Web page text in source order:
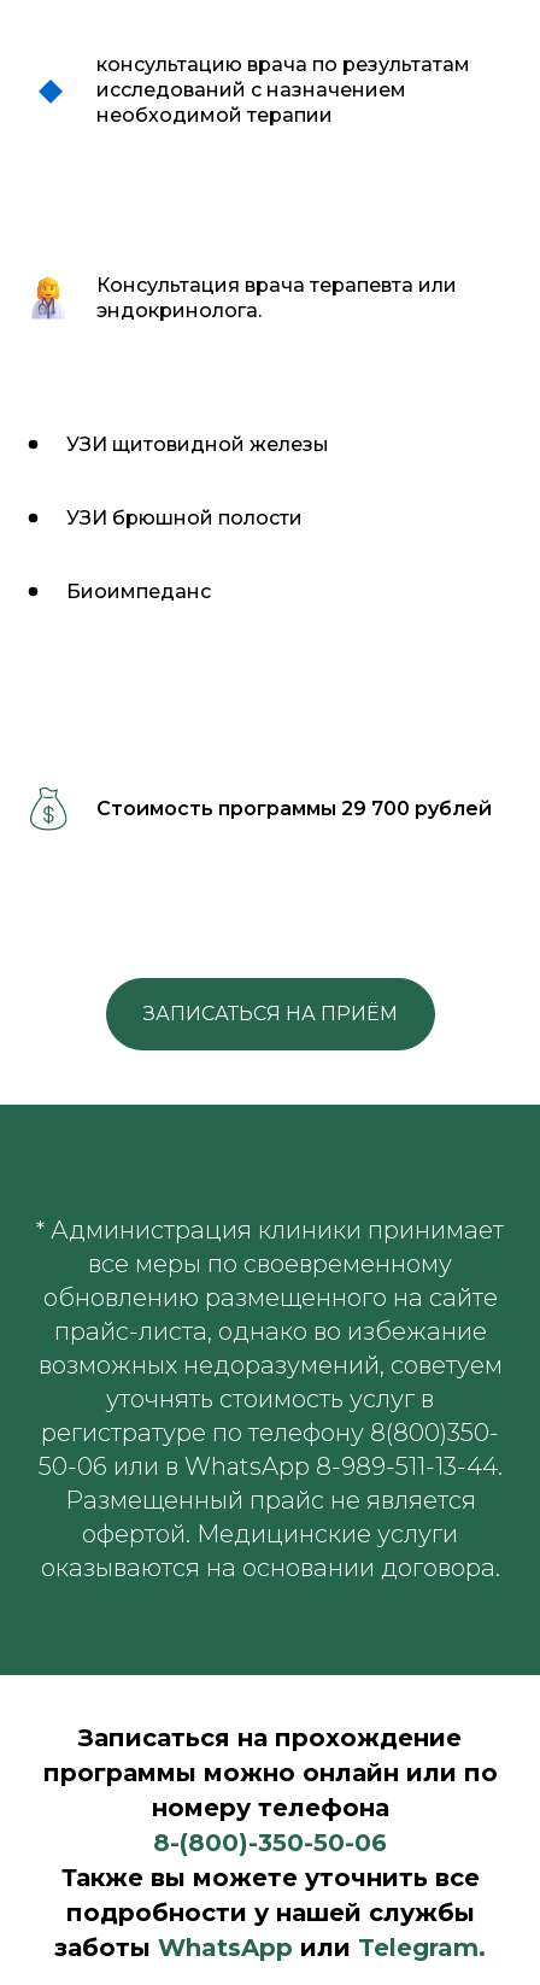
консультацию врача по результатам
исследований с назначением
необходимой терапии
Консультация врача терапевта или
эндокринолога.
УЗИ щитовидной железы
УЗИ брюшной полости
Биоимпеданс
Стоимость программы 29 700 рублей
ЗАПИСАТЬСЯ НА ПРИЁМ
* Администрация клиники принимает
все меры по своевременному
обновлению размещенного на сайте
прайс-листа, однако во избежание
возможных недоразумений, советуем
уточнять стоимость услуг в
регистратуре по телефону 8(800)350-
50-06 или в WhatsApp 8-989-511-13-44.
Размещенный прайс не является
офертой. Медицинские услуги
оказываются на основании договора.
Записаться на прохождение
программы можно онлайн или по
номеру телефона
8-(800)-350-50-06
Также вы можете уточнить все
подробности у нашей службы
заботы WhatsApp или Telegram.